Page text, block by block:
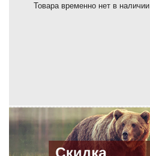
Товара временно нет в наличии